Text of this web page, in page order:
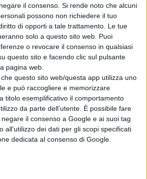
il consenso. Si rende noto che alcuni
possono non richiedere il tuo
di opporti a tale trattamento. Le tue
solo a questo sito web. Puoi
o revocare il consenso in qualsiasi
questo sito e facendo clic sul pulsante
pagina web.
questo sito web/questa app utilizza uno
e può raccogliere e memorizzare
titolo esemplificativo il comportamento
da parte dell’utente. È possibile fare
il consenso a Google e ai suoi tag
all’utilizzo dei dati per gli scopi specificati
dedicata al consenso di Google.